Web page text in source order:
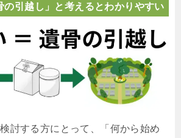
の引越し」と考えるとわかりやすい
討する方にとって、「何から始め